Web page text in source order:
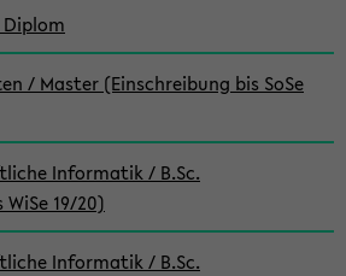
/ Master (Einschreibung bis SoSe
Informatik / B.Sc.
19/20)
Informatik / B.Sc.